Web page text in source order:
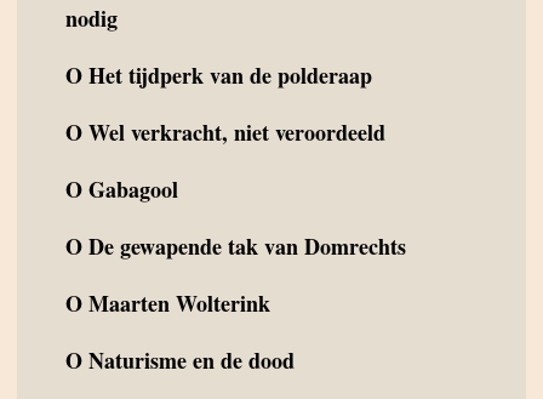
nodig
OHet tijdperk van de polderaap
OWel verkracht, niet veroordeeld
OGabagool
ODe gewapende tak van Domrechts
OMaarten Wolterink
ONaturisme en de dood